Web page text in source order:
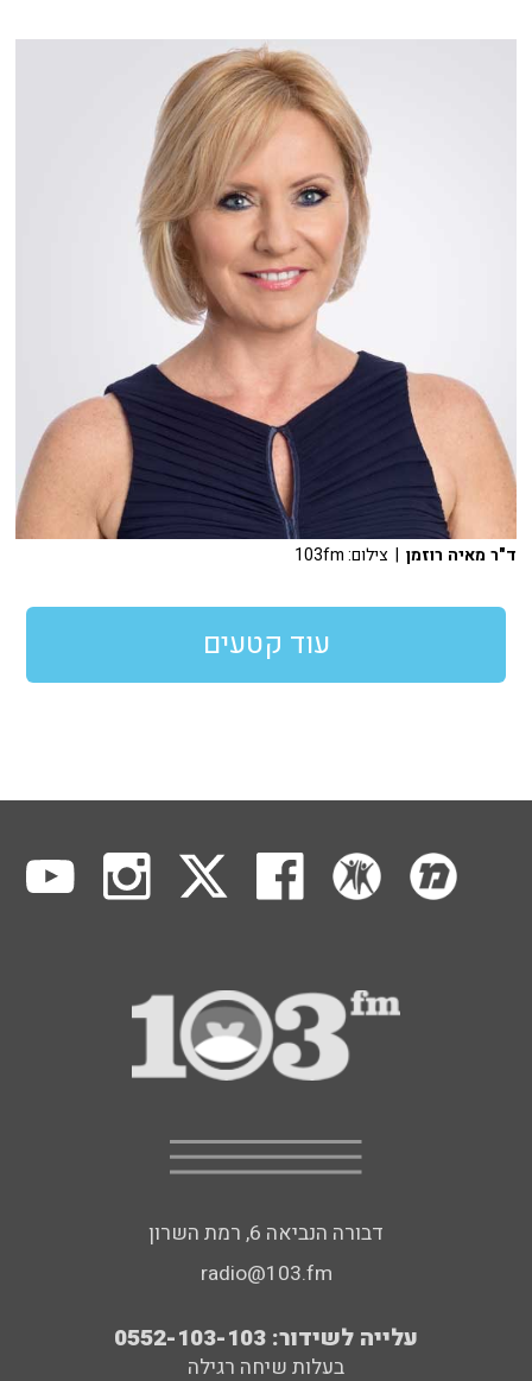
ד"ר מאיה רוזמן | צילום: 103fm
עוד קטעים
דבורה הנביאה 6, רמת השרון
radio@103.fm
עלייה לשידור: 0552-103-103
בעלות שיחה רגילה